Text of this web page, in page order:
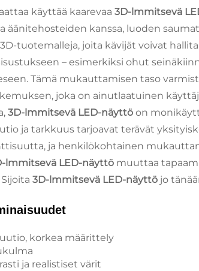
käyttää kaarevaa 3D-lmmitsevä
äänitehosteiden kanssa, luoden
tuotemalleja, joita kävijät voivat
– esimerkiksi ohut
Tämä mukauttamisen taso
joka on ainutlaatuinen
3D-lmmitsevä LED-näyttö on
ja tarkkuus tarjoavat terävät
ja henkilökohtainen
lmmitsevä LED-näyttö muuttaa
3D-lmmitsevä LED-näyttö jo
korkea määrittely
ja realistiset värit